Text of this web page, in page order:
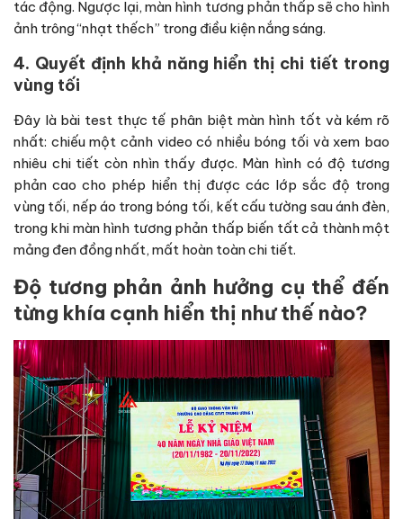
tác động. Ngược lại, màn hình tương phản thấp sẽ cho hình
ảnh trông “nhạt thếch” trong điều kiện nắng sáng.
4. Quyết định khả năng hiển thị chi tiết trong
vùng tối
Đây là bài test thực tế phân biệt màn hình tốt và kém rõ
nhất: chiếu một cảnh video có nhiều bóng tối và xem bao
nhiêu chi tiết còn nhìn thấy được. Màn hình có độ tương
phản cao cho phép hiển thị được các lớp sắc độ trong
vùng tối, nếp áo trong bóng tối, kết cấu tường sau ánh đèn,
trong khi màn hình tương phản thấp biến tất cả thành một
mảng đen đồng nhất, mất hoàn toàn chi tiết.
Độ tương phản ảnh hưởng cụ thể đến
từng khía cạnh hiển thị như thế nào?